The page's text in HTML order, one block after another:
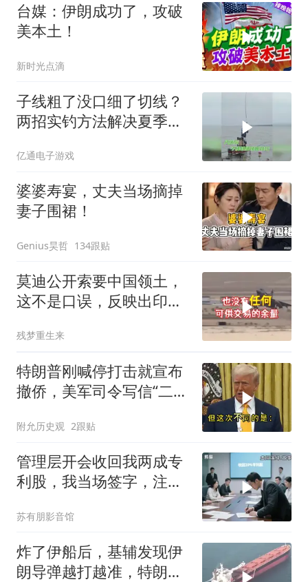
台媒：伊朗成功了，攻破
美本土！
新时光点滴
子线粗了没口细了切线？
两招实钓方法解决夏季难
亿通电子游戏
婆婆寿宴，丈夫当场摘掉
妻子围裙！
Genius昊哲 134跟贴
莫迪公开索要中国领土，
这不是口误，反映出印度
残梦重生来
特朗普刚喊停打击就宣布
撤侨，美军司令写信“二选
吗？
附允历史观 2跟贴
管理层开会收回我两成专
利股，我当场签字，注销
苏有朋影音馆
炸了伊船后，基辅发现伊
朗导弹越打越准，特朗普